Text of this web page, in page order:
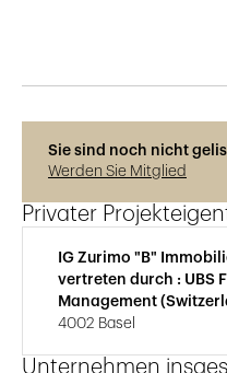
Sie sind noch nicht
Werden Sie Mitglied
Privater
IG Zurimo "B"
vertreten durch : UBS
Management
4002 Basel
Unternehmen